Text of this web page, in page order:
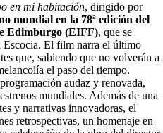
en mi habitación, dirigido por
mundial en la 78ª edición del
Edimburgo (EIFF), que se
Escocia. El film narra el último
que, sabiendo que no volverán a
el paso del tiempo.
audaz y renovada,
mundiales. Además de una
y narrativas innovadoras, el
retrospectivas, un homenaje en